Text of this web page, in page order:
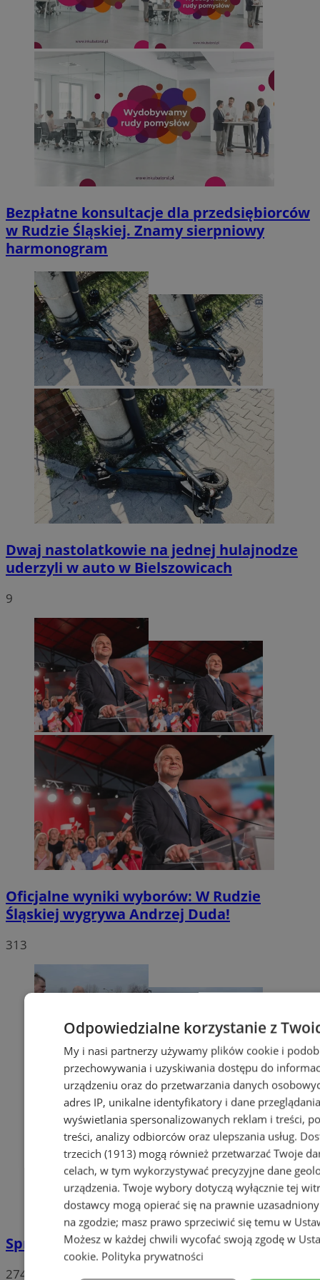
Bezpłatne konsultacje dla przedsiębiorców
w Rudzie Śląskiej. Znamy sierpniowy
harmonogram
Dwaj nastolatkowie na jednej hulajnodze
uderzyli w auto w Bielszowicach
9
Oficjalne wyniki wyborów: W Rudzie
Śląskiej wygrywa Andrzej Duda!
313
Sprzeciwiają się niedzieli wolnej od handlu
274
Odpowiedzialne korzystanie z
My i nasi partnerzy używamy plików cookie i
przechowywania i uzyskiwania dostępu do
urządzeniu oraz do przetwarzania danych
adres IP, unikalne identyfikatory i dane
wyświetlania spersonalizowanych reklam i treści,
treści, analizy odbiorców oraz ulepszania usług.
trzecich (1913)mogą również przetwarzać Twoje
celach, w tym wykorzystywać precyzyjne dane
urządzenia. Twoje wybory dotyczą wyłącznie tej
dostawcy mogą opierać się na prawnie
na zgodzie; masz prawo sprzeciwić się temu w
Możesz w każdej chwili wycofać swoją zgodę w
cookie. Polityka prywatności